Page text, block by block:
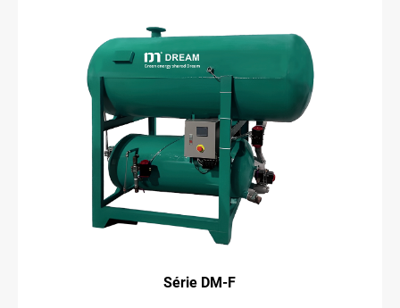
Série DM-F